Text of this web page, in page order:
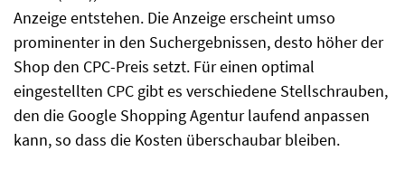
Anzeige entstehen. Die Anzeige erscheint umso
prominenter in den Suchergebnissen, desto höher der
Shop den CPC-Preis setzt. Für einen optimal
eingestellten CPC gibt es verschiedene Stellschrauben,
den die Google Shopping Agentur laufend anpassen
kann, so dass die Kosten überschaubar bleiben.